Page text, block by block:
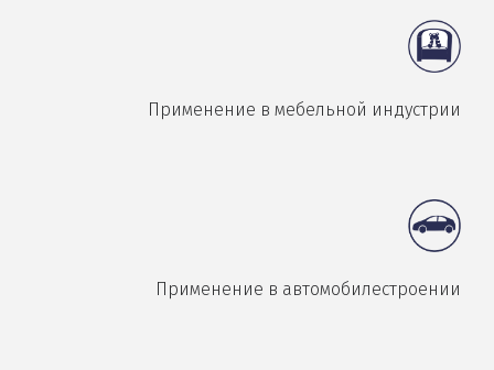
Применение в мебельной индустрии
Применение в автомобилестроении